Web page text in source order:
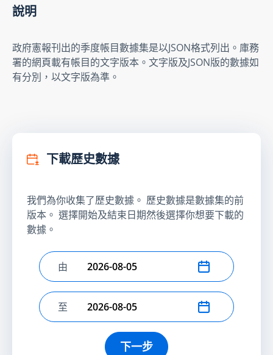
說明
政府憲報刊出的季度帳目數據集是以JSON格式列出。庫務
署的網頁載有帳目的文字版本。文字版及JSON版的數據如
有分別，以文字版為準。
下載歷史數據
我們為你收集了歷史數據。 歷史數據是數據集的前
版本。 選擇開始及結束日期然後選擇你想要下載的
數據。
選擇開始日期
由
選擇結束日期
至
下一步